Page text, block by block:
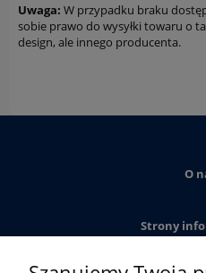
Uwaga: W przypadku braku
sobie prawo do wysyłki towaru o
design, ale innego producenta.
O
Strony